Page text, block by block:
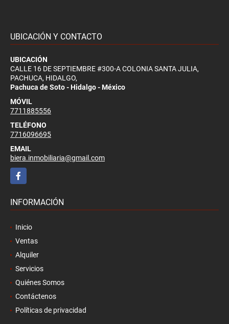
UBICACIÓN Y CONTACTO
UBICACIÓN
CALLE 16 DE SEPTIEMBRE #300-A COLONIA SANTA JULIA,
PACHUCA, HIDALGO,
Pachuca de Soto - Hidalgo - México
MÓVIL
7711885556
TELÉFONO
7716096695
EMAIL
biera.inmobiliaria@gmail.com
Facebook
INFORMACIÓN
Inicio
Ventas
Alquiler
Servicios
Quiénes Somos
Contáctenos
Políticas de privacidad